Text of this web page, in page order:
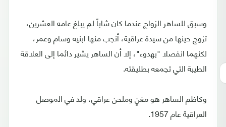
وسبق للساهر الزواج عندما كان شاباً لم يبلغ عامه العشرين،
تزوج حينها من سيدة عراقية، أنجب منها ابنيه وسام وعمر،
لكنهما انفصلا "بهدوء"، إلا أن الساهر يشير دائما إلى العلاقة
الطيبة التي تجمعه بطليقته.
وكاظم الساهر هو مغنٍ وملحن عراقي، ولد في الموصل
العراقية عام 1957.